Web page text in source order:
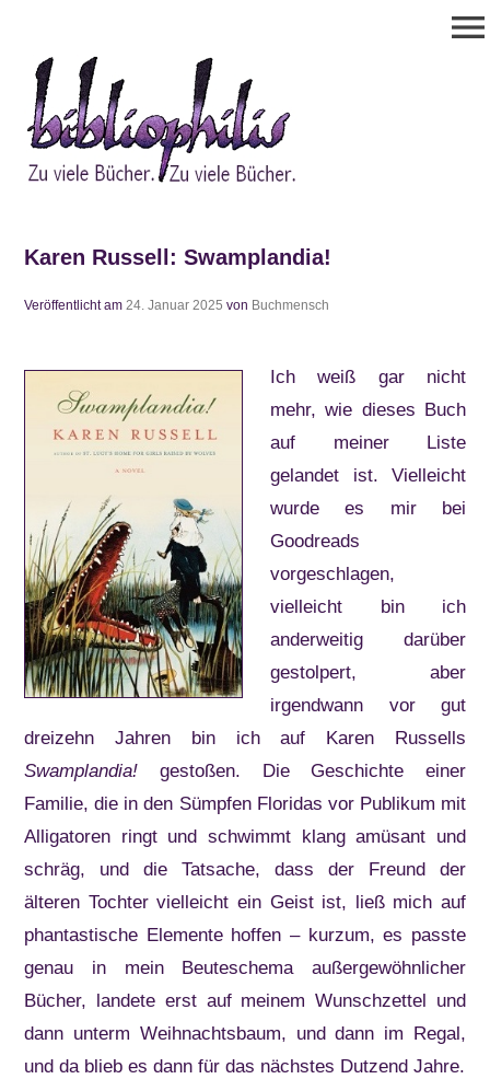
springen
menu
Karen Russell: Swamplandia!
Veröffentlicht am24. Januar 2025 von Buchmensch
Ich weiß gar nicht
mehr, wie dieses Buch
auf meiner Liste
gelandet ist. Vielleicht
wurde es mir bei
Goodreads
vorgeschlagen,
vielleicht bin ich
anderweitig darüber
gestolpert, aber
irgendwann vor gut
dreizehn Jahren bin ich auf Karen Russells
Swamplandia! gestoßen. Die Geschichte einer
Familie, die in den Sümpfen Floridas vor Publikum mit
Alligatoren ringt und schwimmt klang amüsant und
schräg, und die Tatsache, dass der Freund der
älteren Tochter vielleicht ein Geist ist, ließ mich auf
phantastische Elemente hoffen – kurzum, es passte
genau in mein Beuteschema außergewöhnlicher
Bücher, landete erst auf meinem Wunschzettel und
dann unterm Weihnachtsbaum, und dann im Regal,
und da blieb es dann für das nächstes Dutzend Jahre.